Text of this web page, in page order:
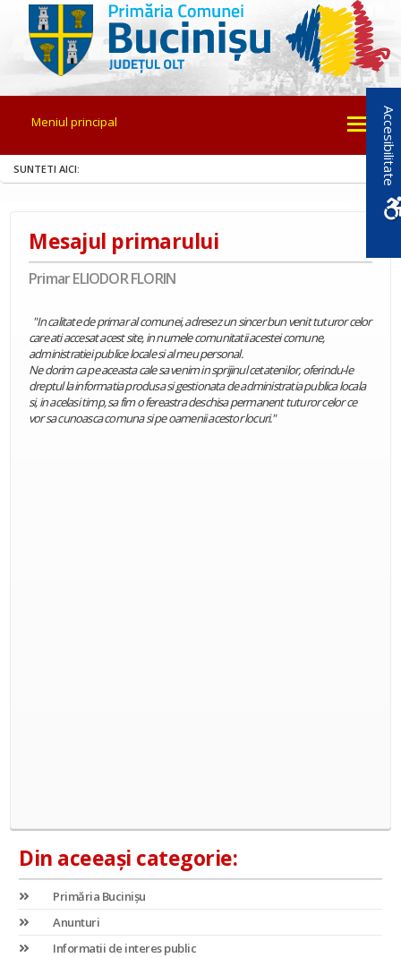
Accesibilitate
Meniul principal
SUNTETI AICI:
Mesajul primarului
Primar ELIODOR FLORIN
"In calitate de primar al comunei, adresez un sincer bun venit tuturor celor
care ati accesat acest site, in numele comunitatii acestei comune,
administratiei publice locale si al meu personal.
Ne dorim ca pe aceasta cale sa venim in sprijinul cetatenilor, oferindu-le
dreptul la informatia produsa si gestionata de administratia publica locala
si, in acelasi timp, sa fim o fereastra deschisa permanent tuturor celor ce
vor sa cunoasca comuna si pe oamenii acestor locuri."
Din aceeași categorie:
Primăria Bucinișu
Anunturi
Informatii de interes public